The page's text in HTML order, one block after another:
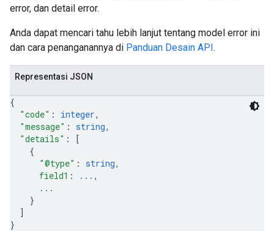
error, dan detail error.
Anda dapat mencari tahu lebih lanjut tentang model error ini
dan cara penanganannya di Panduan Desain API.
Representasi JSON
{
"code" : integer,
"message" : string,
"details" :
[
{
"@type" : string,
field1 : ... ,
...
}
]
}